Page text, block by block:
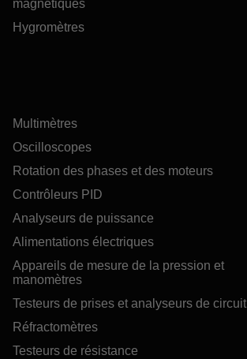
magnétiques
Hygromètres
Multimètres
Oscilloscopes
Rotation des phases et des moteurs
Contrôleurs PID
Analyseurs de puissance
Alimentations électriques
Appareils de mesure de la pression et
manomètres
Testeurs de prises et analyseurs de circuit
Réfractomètres
Testeurs de résistance